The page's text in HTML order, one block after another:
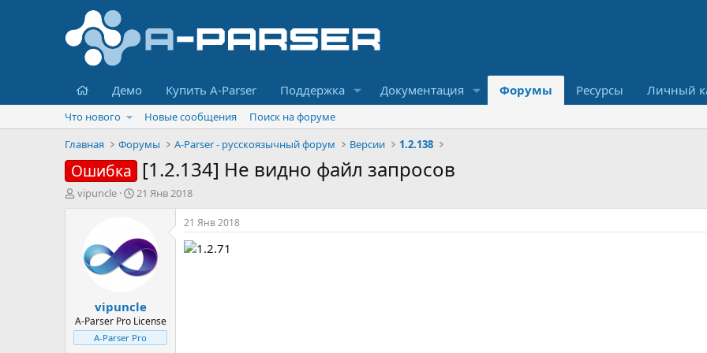
Главная
Демо Купить A-Parser Поддержка Документация Форумы Ресурсы Личный
Что нового Новые сообщения
Поиск на форуме
Главная
Форумы A-Parser - русскоязычный форум Версии 1.2.138
Ошибка [1.2.134] Не видно файл запросов
А
vipuncle
Д
а
н
а
ч
л
а
21 Янв 2018
vipuncle
A-Parser Pro License
A-Parser Pro
21 Янв 2018
1.2.71